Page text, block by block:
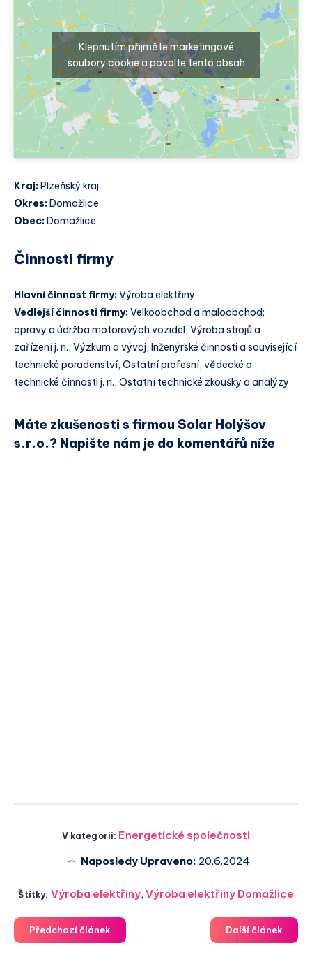
Klepnutím přijměte marketingové
soubory cookie a povolte tento obsah
Kraj: Plzeňský kraj
Okres: Domažlice
Obec: Domažlice
Činnosti firmy
Hlavní činnost firmy:Výroba elektřiny
Vedlejší činnosti firmy:Velkoobchod a maloobchod;
opravy a údržba motorových vozidel, Výroba strojů a
zařízení j. n., Výzkum a vývoj, Inženýrské činnosti a související
technické poradenství, Ostatní profesní, vědecké a
technické činnosti j. n., Ostatní technické zkoušky a analýzy
Máte zkušenosti s firmou Solar Holýšov
s.r.o.? Napište nám je do komentářů níže
V kategorii: Energetické společnosti
Naposledy Upraveno: 20.6.2024
Štítky: Výroba elektřiny, Výroba elektřiny Domažlice
Předchozí článek Další článek